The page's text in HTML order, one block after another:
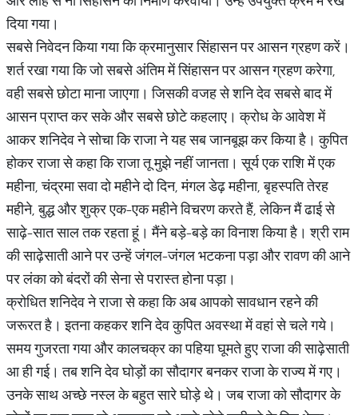
दिया गया।
सबसे निवेदन किया गया कि क्रमानुसार सिंहासन पर आसन ग्रहण करें।
शर्त रखा गया कि जो सबसे अंतिम में सिंहासन पर आसन ग्रहण करेगा,
वही सबसे छोटा माना जाएगा। जिसकी वजह से शनि देव सबसे बाद में
आसन प्राप्त कर सके और सबसे छोटे कहलाए। क्रोध के आवेश में
आकर शनिदेव ने सोचा कि राजा ने यह सब जानबूझ कर किया है। कुपित
होकर राजा से कहा कि राजा तू मुझे नहीं जानता। सूर्य एक राशि में एक
महीना, चंद्रमा सवा दो महीने दो दिन, मंगल डेढ़ महीना, बृहस्पति तेरह
महीने, बुद्ध और शुक्र एक-एक महीने विचरण करते हैं, लेकिन मैं ढाई से
साढ़े-सात साल तक रहता हूं। मैंने बड़े-बड़े का विनाश किया है। श्री राम
की साढ़ेसाती आने पर उन्हें जंगल-जंगल भटकना पड़ा और रावण की आने
पर लंका को बंदरों की सेना से परास्त होना पड़ा।
क्रोधित शनिदेव ने राजा से कहा कि अब आपको सावधान रहने की
जरूरत है। इतना कहकर शनि देव कुपित अवस्था में वहां से चले गये।
समय गुजरता गया और कालचक्र का पहिया घूमते हुए राजा की साढ़ेसाती
आ ही गई। तब शनि देव घोड़ों का सौदागर बनकर राजा के राज्य में गए।
उनके साथ अच्छे नस्ल के बहुत सारे घोड़े थे। जब राजा को सौदागर के